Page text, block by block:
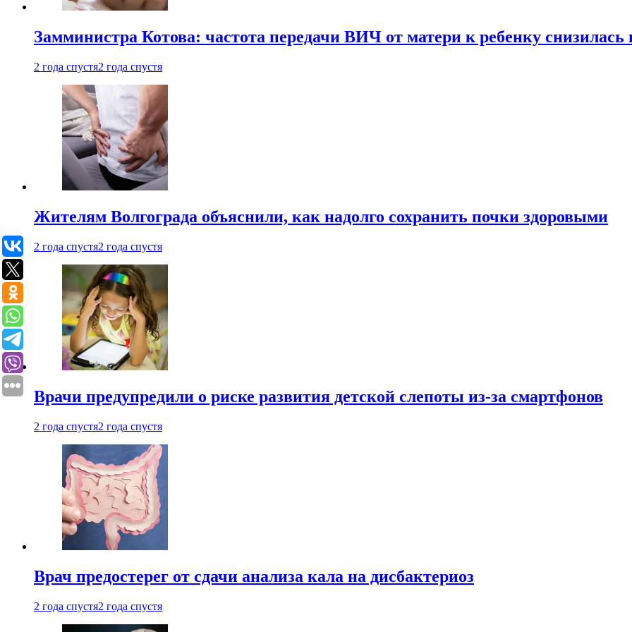
Замминистра Котова: частота передачи ВИЧ от матери к ребенку снизилась
2 года спустя2 года спустя
Жителям Волгограда объяснили, как надолго сохранить почки здоровыми
2 года спустя2 года спустя
Врачи предупредили о риске развития детской слепоты из-за смартфонов
2 года спустя2 года спустя
Врач предостерег от сдачи анализа кала на дисбактериоз
2 года спустя2 года спустя